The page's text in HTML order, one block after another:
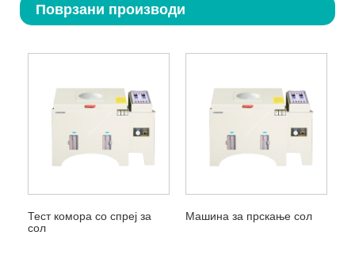
Поврзани производи
Тест комора со спреј за
сол
Машина за прскање сол